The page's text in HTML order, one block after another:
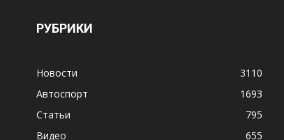
РУБРИКИ
Новости
3110
Автоспорт
1693
Статьи
795
Видео
655